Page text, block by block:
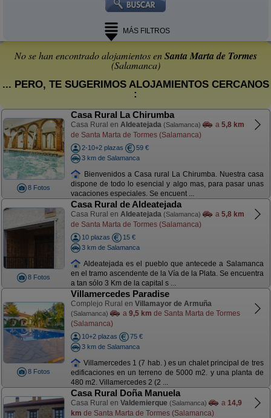
MÁS FILTROS
No se han encontrado alojamientos enSanta Marta de Tormes
(Salamanca)
... PERO, TE SUGERIMOS ALOJAMIENTOS CERCANOS
:
8 Fotos
Casa Rural La Chirumba
Casa Rural en Aldeatejada (Salamanca) a 5,8 km
de Santa Marta de Tormes (Salamanca)
2-10+2 plazas
59 €
3 km de Salamanca
Bienvenidos a Casa rural La Chirumba. Nuestra casa
dispone de todo lo esencial y algo mas, para pasar unas
vacaciones especiales. Se encuent ...
8 Fotos
Casa Rural de Aldeatejada
Casa Rural en Aldeatejada (Salamanca) a 5,8 km
de Santa Marta de Tormes (Salamanca)
10 plazas
15 €
3 km de Salamanca
Aldeatejada es el pueblo que antecede a Salamanca
en el tramo ascendente de la Vía de la Plata. Se encuentra
a tan sólo 3 Km de la capital s ...
8 Fotos
Villamercedes Paradise
Complejo Rural en Villamayor de Armuña
(Salamanca) a 9,5 km de Santa Marta de Tormes
(Salamanca)
10+2 plazas
75 €
3 km de Salamanca
Villamercedes 1 (7 hab. ) es un chalet principal de tres
edificaciones en un terreno de 5000 m2. y una planta de
480 m2. Villamercedes 2 (2 ...
Casa Rural Doña Manuela
Casa Rural en Valdemierque (Salamanca) a 14,9
km de Santa Marta de Tormes (Salamanca)